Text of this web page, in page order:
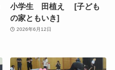
小学生 田植え [子ども
の家ともいき]
2026年6月12日